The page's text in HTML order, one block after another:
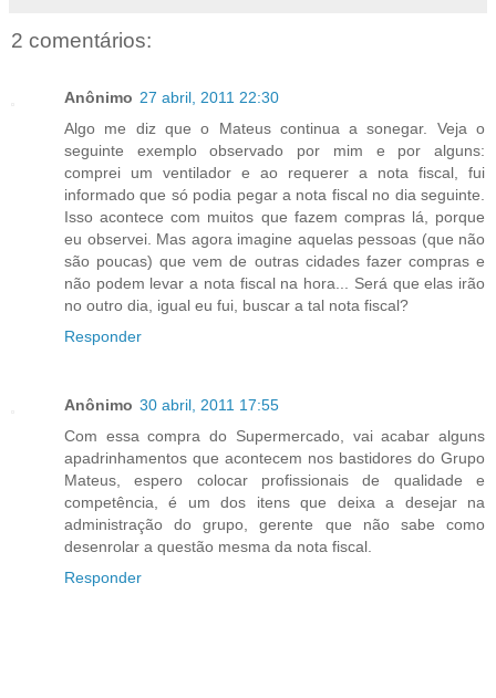
2 comentários:
Anônimo 27 abril, 2011 22:30
Algo me diz que o Mateus continua a sonegar. Veja o
seguinte exemplo observado por mim e por alguns:
comprei um ventilador e ao requerer a nota fiscal, fui
informado que só podia pegar a nota fiscal no dia seguinte.
Isso acontece com muitos que fazem compras lá, porque
eu observei. Mas agora imagine aquelas pessoas (que não
são poucas) que vem de outras cidades fazer compras e
não podem levar a nota fiscal na hora... Será que elas irão
no outro dia, igual eu fui, buscar a tal nota fiscal?
Responder
Anônimo 30 abril, 2011 17:55
Com essa compra do Supermercado, vai acabar alguns
apadrinhamentos que acontecem nos bastidores do Grupo
Mateus, espero colocar profissionais de qualidade e
competência, é um dos itens que deixa a desejar na
administração do grupo, gerente que não sabe como
desenrolar a questão mesma da nota fiscal.
Responder